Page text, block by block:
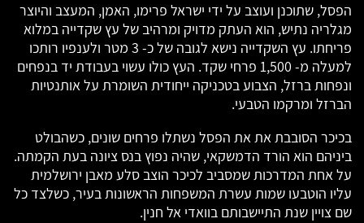
הפסל, שתוכנן ועוצב על ידי ישראל פרימו, האמן, המעצב והיוצר
מגלריה נתיש, הוא העתק מדויק ומרהיב של עץ שקדייה במלוא
פריחתו. עץ השקדייה נישא לגובה של כ- 3 מטר ולענפיו רותכו
למעלה מ- 1,500 פרחי שקד. העץ כולו עשוי בעבודת יד בנפחים
ונפחות ברזל, הצבוע בטכניקה ייחודית השומרת על אותנטיות
הברזל ומרקמו הטבעי.
בכיכר הסובבת את את הפסל נשתלו פרחים שונים, כשהבולט
ביניהם הוא הורד הדמשקאי, שהיה נפוץ בנס ציונה בעת הקמתה.
על אחת המדרכות שמסביב לכיכר הוצב סלע מאבן ירושלמית
עליו הוטבעו שמות עשרת המשפחות הראשונות בעיר, כשלצד כל
שם צויין שנת התיישבותם בוואדי אל חנין.